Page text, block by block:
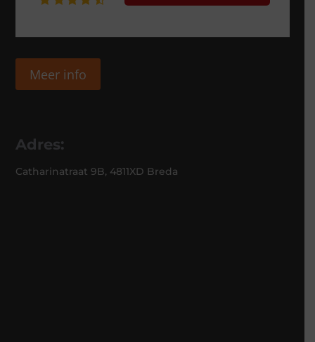
Meer info
Adres:
Catharinatraat 9B, 4811XD Breda